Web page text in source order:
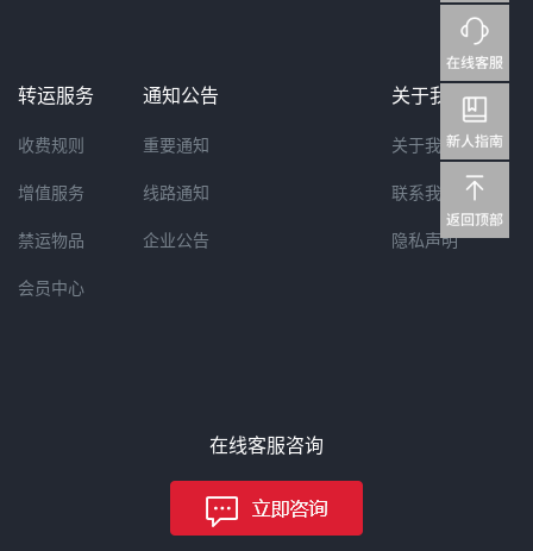
转运服务
收费规则
增值服务
禁运物品
会员中心
通知公告
重要通知
线路通知
企业公告
关于我们
关于我们
联系我们
隐私声明
在线客服咨询